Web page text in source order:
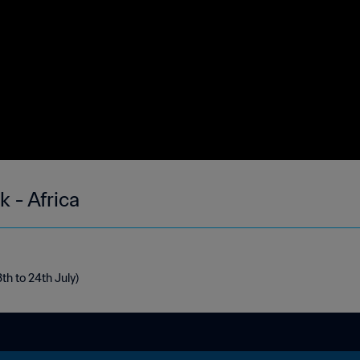
- Africa
to 24th July)